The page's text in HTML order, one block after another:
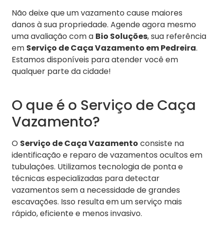
Não deixe que um vazamento cause maiores
danos à sua propriedade. Agende agora mesmo
uma avaliação com a Bio Soluções, sua referência
em Serviço de Caça Vazamento em Pedreira.
Estamos disponíveis para atender você em
qualquer parte da cidade!
O que é o Serviço de Caça
Vazamento?
O Serviço de Caça Vazamento consiste na
identificação e reparo de vazamentos ocultos em
tubulações. Utilizamos tecnologia de ponta e
técnicas especializadas para detectar
vazamentos sem a necessidade de grandes
escavações. Isso resulta em um serviço mais
rápido, eficiente e menos invasivo.